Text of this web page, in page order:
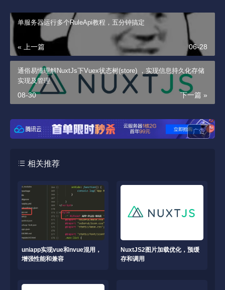
单服务器运行多个RuleApi教程，五分钟搞定
« 上一篇 06-28
通俗易懂理解NuxtJs下Vuex状态树(store) ，实现信息持久化存储
实现及管理
下一篇 »
08-30
广告
相关推荐
uniapp实现vue和nvue混用，
增强性能和兼容
NuxtJS2图片加载优化，预缓
存和调用